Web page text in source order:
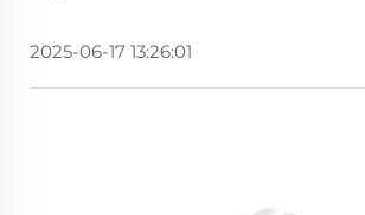
2025-06-17 13:26:01